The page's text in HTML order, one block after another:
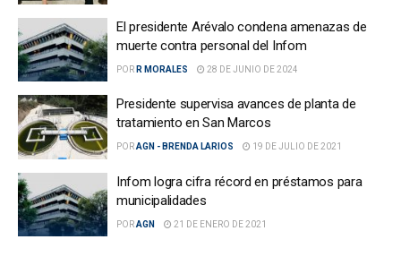
El presidente Arévalo condena amenazas de
muerte contra personal del Infom
POR R MORALES 28 DE JUNIO DE 2024
Presidente supervisa avances de planta de
tratamiento en San Marcos
PORAGN - BRENDA LARIOS 19 DE JULIO DE 2021
Infom logra cifra récord en préstamos para
municipalidades
PORAGN 21 DE ENERO DE 2021